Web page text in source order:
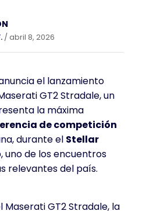
/ abril 8, 2026
el lanzamiento
GT2 Stradale, un
la máxima
de competición
durante el Stellar
uno de los encuentros
relevantes del país.
Maserati GT2 Stradale, la